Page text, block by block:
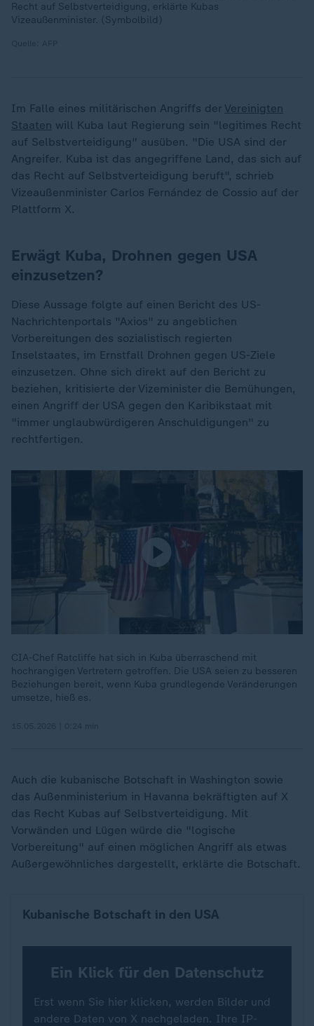
Recht auf Selbstverteidigung, erklärte Kubas
Vizeaußenminister. (Symbolbild)
Im Falle eines militärischen Angriffs der Vereinigten
Staaten will Kuba laut Regierung sein "legitimes Recht
auf Selbstverteidigung" ausüben. "Die USA sind der
Angreifer. Kuba ist das angegriffene Land, das sich auf
das Recht auf Selbstverteidigung beruft", schrieb
Vizeaußenminister Carlos Fernández de Cossio auf der
Plattform X.
Erwägt Kuba, Drohnen gegen USA
einzusetzen?
Diese Aussage folgte auf einen Bericht des US-
Nachrichtenportals "Axios" zu angeblichen
Vorbereitungen des sozialistisch regierten
Inselstaates, im Ernstfall Drohnen gegen US-Ziele
einzusetzen. Ohne sich direkt auf den Bericht zu
beziehen, kritisierte der Vizeminister die Bemühungen,
einen Angriff der USA gegen den Karibikstaat mit
"immer unglaubwürdigeren Anschuldigungen" zu
rechtfertigen.
CIA-Chef Ratcliffe hat sich in Kuba überraschend mit
hochrangigen Vertretern getroffen. Die USA seien zu besseren
Beziehungen bereit, wenn Kuba grundlegende Veränderungen
umsetze, hieß es.
Auch die kubanische Botschaft in Washington sowie
das Außenministerium in Havanna bekräftigten auf X
das Recht Kubas auf Selbstverteidigung. Mit
Vorwänden und Lügen würde die "logische
Vorbereitung" auf einen möglichen Angriff als etwas
Außergewöhnliches dargestellt, erklärte die Botschaft.
Kubanische Botschaft in den USA
Ein Klick für den Datenschutz
Erst wenn Sie hier klicken, werden Bilder und
andere Daten von X nachgeladen. Ihre IP-